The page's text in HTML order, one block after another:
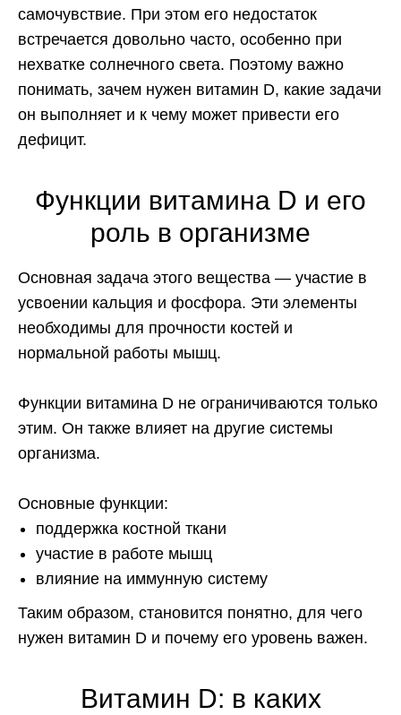
самочувствие. При этом его недостаток
встречается довольно часто, особенно при
нехватке солнечного света. Поэтому важно
понимать, зачем нужен витамин D, какие задачи
он выполняет и к чему может привести его
дефицит.
Функции витамина D и его
роль в организме
Основная задача этого вещества — участие в
усвоении кальция и фосфора. Эти элементы
необходимы для прочности костей и
нормальной работы мышц.
Функции витамина D не ограничиваются только
этим. Он также влияет на другие системы
организма.
Основные функции:
поддержка костной ткани
участие в работе мышц
влияние на иммунную систему
Таким образом, становится понятно, для чего
нужен витамин D и почему его уровень важен.
Витамин D: в каких